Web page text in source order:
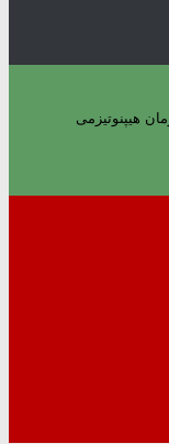
هیپنوتیزمی